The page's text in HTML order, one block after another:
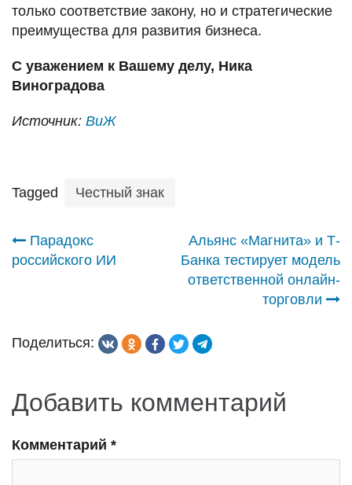
только соответствие закону, но и стратегические
преимущества для развития бизнеса.
С уважением к Вашему делу, Ника
Виноградова
Источник: ВиЖ
Tagged Честный знак
Навигация
Парадокс
российского ИИ
Альянс «Магнита» и Т-
Банка тестирует модель
ответственной онлайн-
торговли
Поделиться:
Добавить комментарий
Комментарий *